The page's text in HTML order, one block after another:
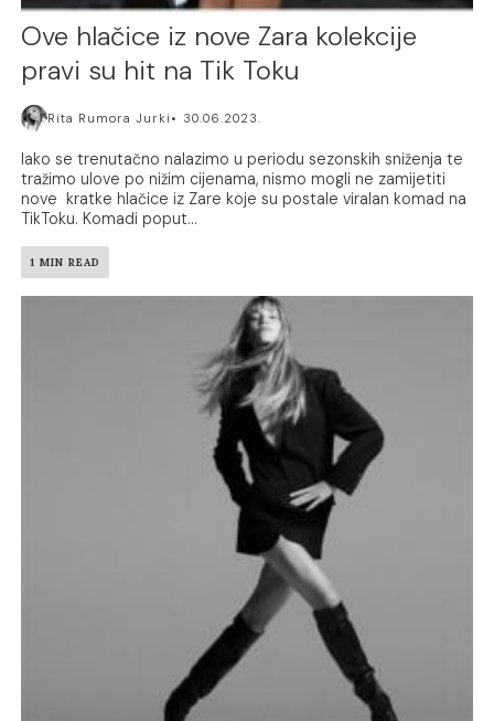
Ove hlačice iz nove Zara kolekcije
pravi su hit na Tik Toku
Rita Rumora Jurki 30.06.2023.
Iako se trenutačno nalazimo u periodu sezonskih sniženja te
tražimo ulove po nižim cijenama, nismo mogli ne zamijetiti
nove kratke hlačice iz Zare koje su postale viralan komad na
TikToku. Komadi poput...
1 MIN READ